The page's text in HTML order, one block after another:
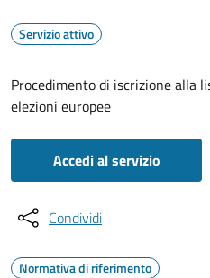
Servizio attivo
Procedimento di iscrizione alla
elezioni europee
Accedi al servizio
Condividi
Normativa di riferimento